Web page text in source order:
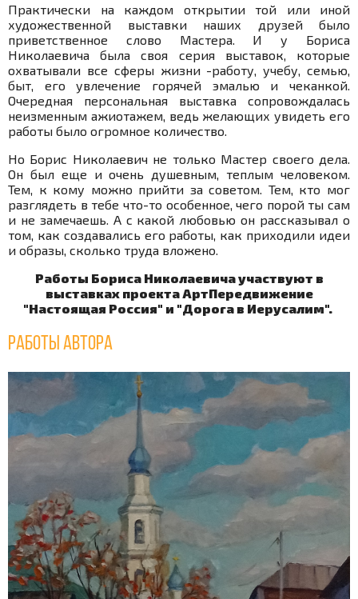
Практически на каждом открытии той или иной
художественной выставки наших друзей было
приветственное слово Мастера. И у Бориса
Николаевича была своя серия выставок, которые
охватывали все сферы жизни -работу, учебу, семью,
быт, его увлечение горячей эмалью и чеканкой.
Очередная персональная выставка сопровождалась
неизменным ажиотажем, ведь желающих увидеть его
работы было огромное количество.
Но Борис Николаевич не только Мастер своего дела.
Он был еще и очень душевным, теплым человеком.
Тем, к кому можно прийти за советом. Тем, кто мог
разглядеть в тебе что-то особенное, чего порой ты сам
и не замечаешь. А с какой любовью он рассказывал о
том, как создавались его работы, как приходили идеи
и образы, сколько труда вложено.
Работы Бориса Николаевича участвуют в
выставках проекта АртПередвижение
"Настоящая Россия" и "Дорога в Иерусалим".
Работы автора